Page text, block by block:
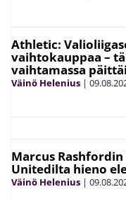
Athletic:
vaihtokauppaa –
vaihtamassa
Väinö Helenius |
Marcus
Unitedilta hieno
Väinö Helenius |